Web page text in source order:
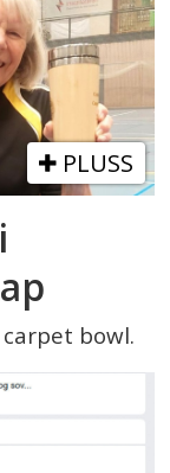
PLUSS
bowl.